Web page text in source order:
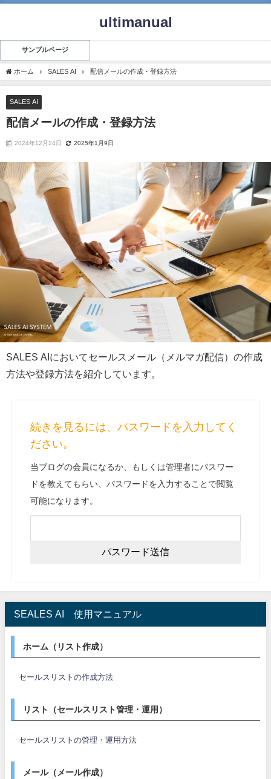
ultimanual
サンプルページ
ホーム SALES AI 配信メールの作成・登録方法
SALES AI
配信メールの作成・登録方法
2024年12月24日 2025年1月9日
SALES AIにおいてセールスメール（メルマガ配信）の作成
方法や登録方法を紹介しています。
続きを見るには、パスワードを入力してく
ださい。
当ブログの会員になるか、もしくは管理者にパスワー
ドを教えてもらい、パスワードを入力することで閲覧
可能になります。
SEALES AI 使用マニュアル
ホーム（リスト作成）
セールスリストの作成方法
リスト（セールスリスト管理・運用）
セールスリストの管理・運用方法
メール（メール作成）